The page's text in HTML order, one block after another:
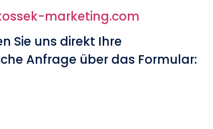
marketing.com
Sie uns direkt Ihre
Anfrage über das Formular: